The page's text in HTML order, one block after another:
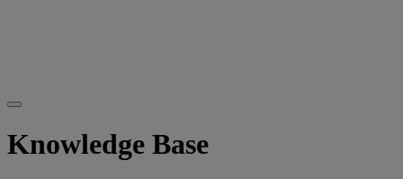
Knowledge Base